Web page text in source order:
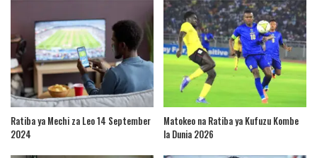
Ratiba ya Mechi za Leo 14 September
2024
Matokeo na Ratiba ya Kufuzu Kombe
la Dunia 2026